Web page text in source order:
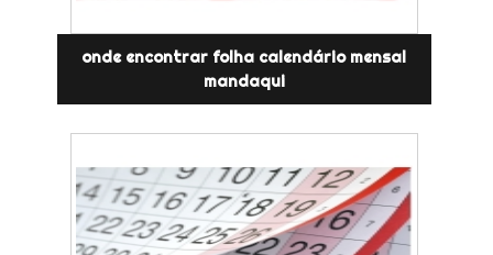
onde encontrar folha calendário mensal
mandaqui